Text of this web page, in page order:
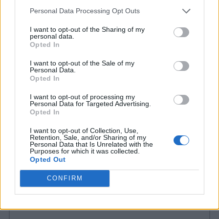
Personal Data Processing Opt Outs
I want to opt-out of the Sharing of my
personal data.
Opted In
I want to opt-out of the Sale of my
Personal Data.
Opted In
I want to opt-out of processing my
Personal Data for Targeted Advertising.
Opted In
I want to opt-out of Collection, Use,
Retention, Sale, and/or Sharing of my
Personal Data that Is Unrelated with the
Purposes for which it was collected.
Opted Out
CONFIRM
come i consumatori valutano Netflix.Questi
test tipicamente variano in termini di
durata e paesi, e potrebbero non
diventare permanenti
in merito a tutte le polemiche che sono sorte
proprio dopo l’introduzione di questa novità.
COMMENTI